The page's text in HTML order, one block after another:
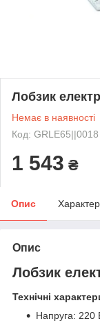
Лобзик
Немає в наявності
Код: GRLE65||0018
1 543 ₴
Опис
Опис
Лобзик
Технічні
Напруга: 220